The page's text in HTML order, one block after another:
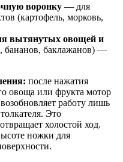
воронку — для
(картофель, морковь,
вытянутых овощей и
бананов, баклажанов) —
после нажатия
овоща или фрукта мотор
работу лишь
Это
холостой ход.
ножки для